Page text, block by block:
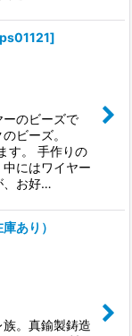
ps01121]
のビーズで
ビーズ。
す。 手作りの
にはワイヤー
、お好…
あり）
。真鍮製鋳造